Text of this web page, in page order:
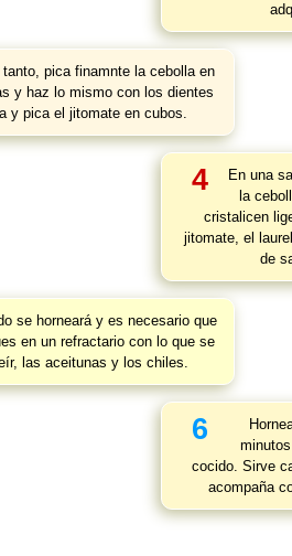
tanto, pica finamnte la cebolla en
y haz lo mismo con los dientes
y pica el jitomate en cubos.
4
En una
la
cristalicen
jitomate, el
de
se horneará y es necesario que
en un refractario con lo que se
las aceitunas y los chiles.
6
cocido. Sirve
acompaña